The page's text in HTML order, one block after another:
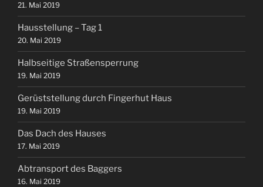
21. Mai 2019
Hausstellung – Tag 1
20. Mai 2019
Halbseitige Straßensperrung
19. Mai 2019
Gerüststellung durch Fingerhut Haus
19. Mai 2019
Das Dach des Hauses
17. Mai 2019
Abtransport des Baggers
16. Mai 2019